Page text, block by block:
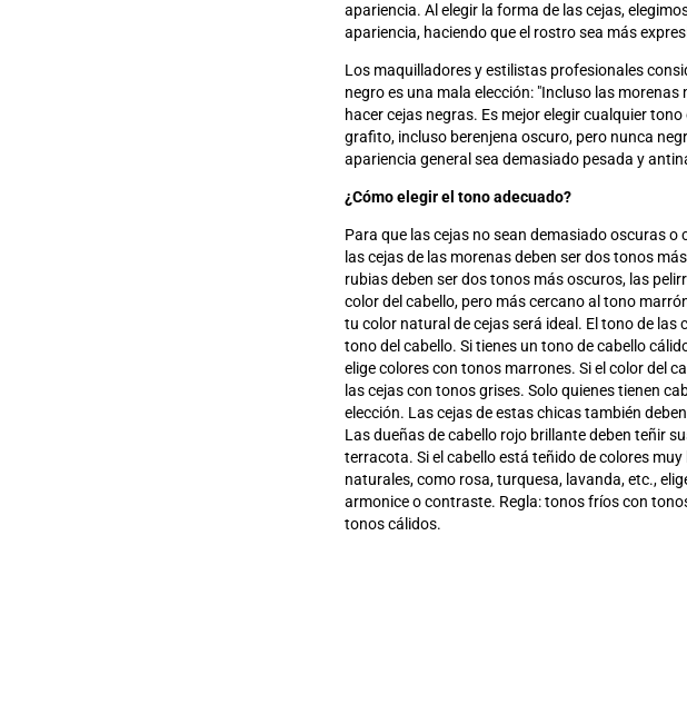
apariencia. Al elegir la forma de las cejas,
apariencia, haciendo que el rostro sea más
Los maquilladores y estilistas profesionales
negroes una mala elección: "Incluso las morenas
hacer cejas negras. Es mejor elegir cualquier
grafito, incluso berenjena oscuro, pero nunca
apariencia general sea demasiado pesada y
¿Cómo elegir el tono adecuado?
Para que las cejas no sean demasiado oscuras o
las cejas de las morenas deben ser dos tonos
rubias deben ser dos tonos más oscuros, las
color del cabello, pero más cercano al tono
tu color natural de cejas será ideal. El tono de las
tono del cabello. Si tienes un tono de cabello
elige colores con tonos marrones. Si el color del
las cejas con tonos grises. Solo quienes tienen
elección. Las cejas de estas chicas también
Las dueñas de cabello rojo brillante deben teñir
terracota. Si el cabello está teñido de colores
naturales, como rosa, turquesa, lavanda, etc.,
armonice o contraste. Regla: tonos fríos con
tonos cálidos.